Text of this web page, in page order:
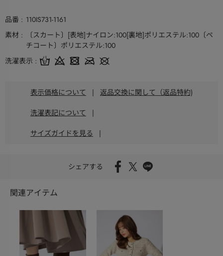
品番
110IS731-1161
素材
〔スカート〕[表地]ナイロン:100[裏地]ポリエステル:100〔ペ
チコート〕ポリエステル:100
洗濯表示
表示価格について | 返品交換に関して（返品特約)
洗濯表記について |
サイズガイドを見る |
シェアする
関連アイテム